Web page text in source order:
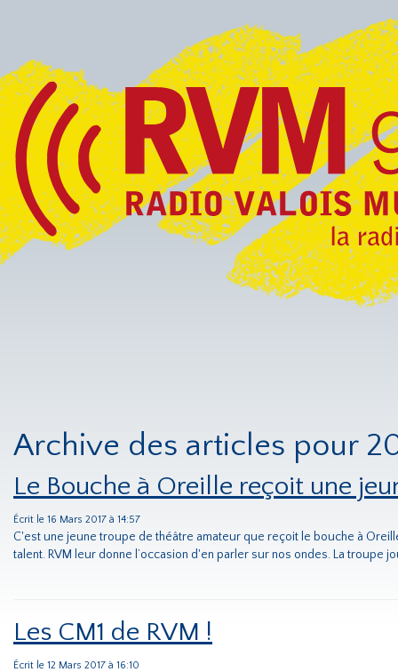
Archive des articles pour
Le Bouche à Oreille reçoit une
Écrit le 16 Mars 2017 à 14:57
C'est une jeune troupe de théâtre amateur que reçoit le bouche à
talent. RVM leur donne l’occasion d'en parler sur nos ondes. La troupe
Les CM1 de RVM !
Écrit le 12 Mars 2017 à 16:10